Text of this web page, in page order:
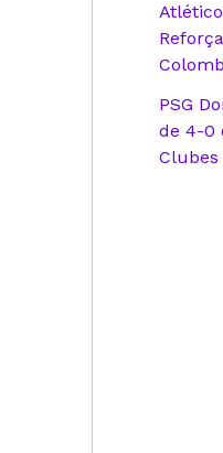
PSG
de 4-0
Clubes